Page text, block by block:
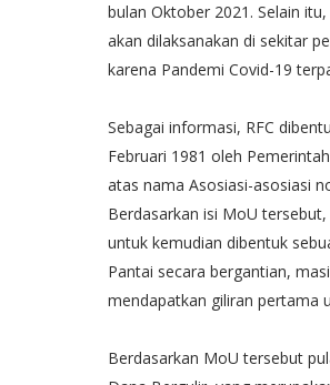
bulan Oktober 2021. Selain
akan dilaksanakan di sekitar
karena Pandemi Covid-19
Sebagai informasi, RFC
Februari 1981 oleh
atas nama Asosiasi-asosiasi
Berdasarkan isi MoU
untuk kemudian dibentuk
Pantai secara bergantian,
mendapatkan giliran pertama
Berdasarkan MoU tersebut